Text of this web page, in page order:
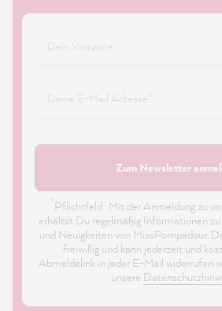
Zum Newsletter
Pflichtfeld · Mit der Anmeldung zu
erhältst Du regelmäßig Informationen
und Neuigkeiten von MissPompadour.
freiwillig und kann jederzeit und
Abmeldelink in jeder E-Mail widerrufen
unsere